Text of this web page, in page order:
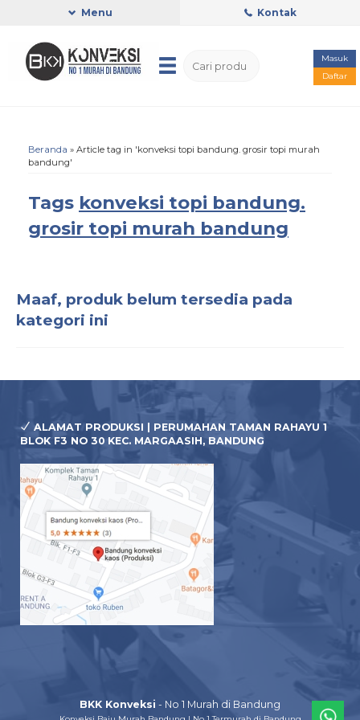
Menu Kontak
Masuk
Daftar
Beranda » Article tag in 'konveksi topi bandung. grosir topi murah
bandung'
Tags konveksi topi bandung.
grosir topi murah bandung
Maaf, produk belum tersedia pada
kategori ini
ALAMAT PRODUKSI | PERUMAHAN TAMAN RAHAYU 1
BLOK F3 NO 30 KEC. MARGAASIH, BANDUNG
BKK Konveksi - No 1 Murah di Bandung